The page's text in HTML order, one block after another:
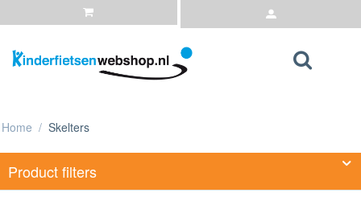
Home / Skelters
Product filters